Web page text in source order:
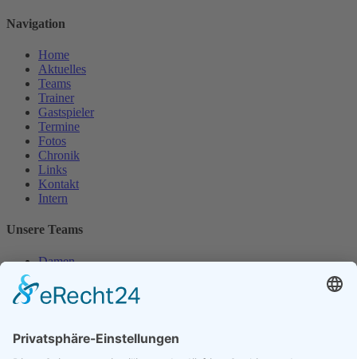
Navigation
Home
Aktuelles
Teams
Trainer
Gastspieler
Termine
Fotos
Chronik
Links
Kontakt
Intern
Unsere Teams
Damen
Herren
Herren 30
Unsere Jugend